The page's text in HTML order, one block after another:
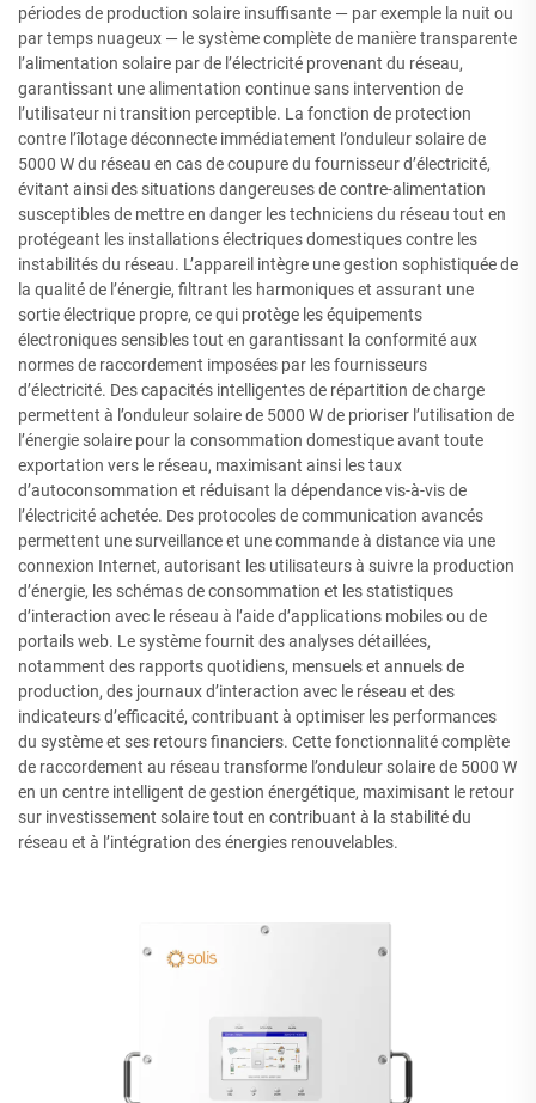
périodes de production solaire insuffisante — par exemple la nuit ou
par temps nuageux — le système complète de manière transparente
l’alimentation solaire par de l’électricité provenant du réseau,
garantissant une alimentation continue sans intervention de
l’utilisateur ni transition perceptible. La fonction de protection
contre l’îlotage déconnecte immédiatement l’onduleur solaire de
5000 W du réseau en cas de coupure du fournisseur d’électricité,
évitant ainsi des situations dangereuses de contre-alimentation
susceptibles de mettre en danger les techniciens du réseau tout en
protégeant les installations électriques domestiques contre les
instabilités du réseau. L’appareil intègre une gestion sophistiquée de
la qualité de l’énergie, filtrant les harmoniques et assurant une
sortie électrique propre, ce qui protège les équipements
électroniques sensibles tout en garantissant la conformité aux
normes de raccordement imposées par les fournisseurs
d’électricité. Des capacités intelligentes de répartition de charge
permettent à l’onduleur solaire de 5000 W de prioriser l’utilisation de
l’énergie solaire pour la consommation domestique avant toute
exportation vers le réseau, maximisant ainsi les taux
d’autoconsommation et réduisant la dépendance vis-à-vis de
l’électricité achetée. Des protocoles de communication avancés
permettent une surveillance et une commande à distance via une
connexion Internet, autorisant les utilisateurs à suivre la production
d’énergie, les schémas de consommation et les statistiques
d’interaction avec le réseau à l’aide d’applications mobiles ou de
portails web. Le système fournit des analyses détaillées,
notamment des rapports quotidiens, mensuels et annuels de
production, des journaux d’interaction avec le réseau et des
indicateurs d’efficacité, contribuant à optimiser les performances
du système et ses retours financiers. Cette fonctionnalité complète
de raccordement au réseau transforme l’onduleur solaire de 5000 W
en un centre intelligent de gestion énergétique, maximisant le retour
sur investissement solaire tout en contribuant à la stabilité du
réseau et à l’intégration des énergies renouvelables.